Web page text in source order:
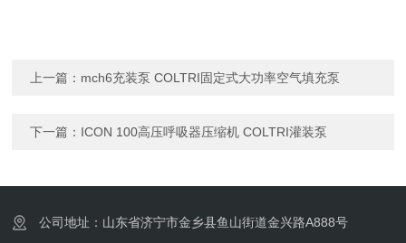
上一篇： mch6充装泵 COLTRI固定式大功率空气填充泵
下一篇： ICON 100高压呼吸器压缩机 COLTRI灌装泵
公司地址：山东省济宁市金乡县鱼山街道金兴路A888号